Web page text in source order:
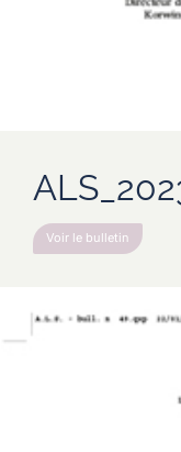
Voir le bulletin